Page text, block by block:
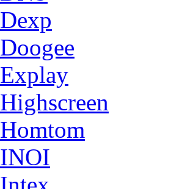
Dexp
Doogee
Explay
Highscreen
Homtom
INOI